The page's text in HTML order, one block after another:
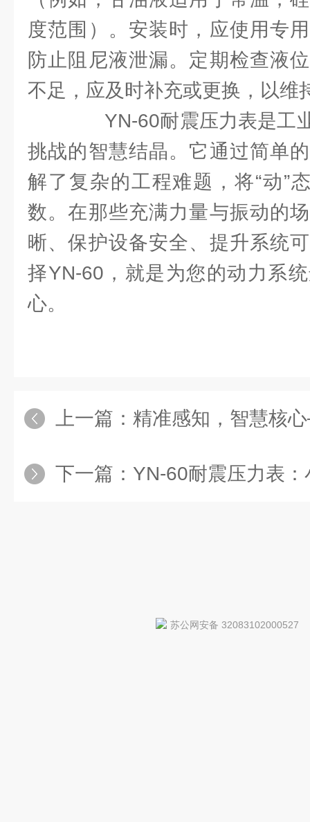
度范围）。安装时，应使用专
防止阻尼液泄漏。定期检查液
不足，应及时补充或更换，以维
YN-60耐震压力表是工
挑战的智慧结晶。它通过简单
解了复杂的工程难题，将“动”
数。在那些充满力量与振动的
晰、保护设备安全、提升系统
择YN-60，就是为您的动力系
心。
上一篇： 精准感知，智慧核心——川仪
下一篇： YN-60耐震压力表：小尺寸大能
苏公网安备 32083102000527